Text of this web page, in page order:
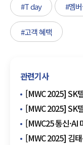
#T day #멤
#고객 혜택
관련기사
[MWC 2025] SK
(超)협력'…글로
[MWC 2025] SK
개발 본격화
[MWC25 통신
통신 3사, AI·위성
[MWC 2025] 김